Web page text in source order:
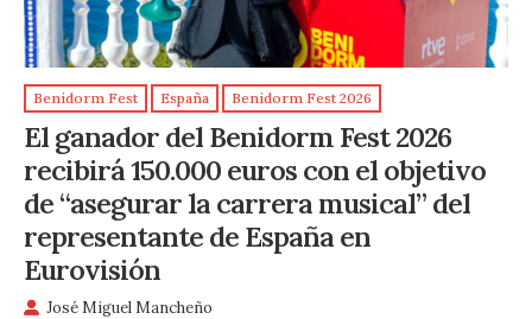
Benidorm Fest España Benidorm Fest 2026
El ganador del Benidorm Fest 2026
recibirá 150.000 euros con el objetivo
de “asegurar la carrera musical” del
representante de España en
Eurovisión
José Miguel Mancheño